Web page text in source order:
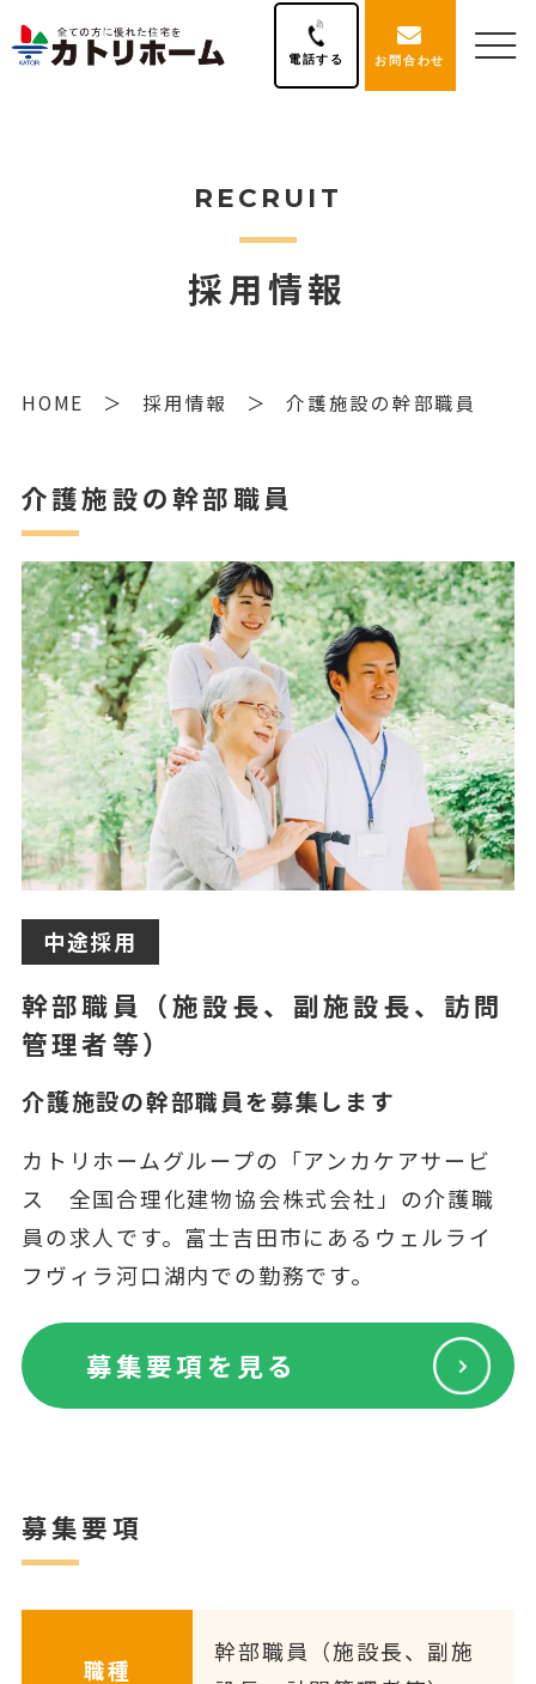
電話する お問合わせ
RECRUIT
採用情報
HOME 採用情報 介護施設の幹部職員
介護施設の幹部職員
中途採用
幹部職員（施設長、副施設長、訪問
管理者等）
介護施設の幹部職員を募集します
カトリホームグループの「アンカケアサービ
ス 全国合理化建物協会株式会社」の介護職
員の求人です。富士吉田市にあるウェルライ
フヴィラ河口湖内での勤務です。
募集要項を見る
募集要項
職種
幹部職員（施設長、副施